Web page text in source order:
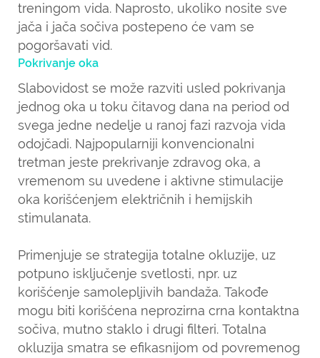
treningom vida. Naprosto, ukoliko nosite sve
jača i jača sočiva postepeno će vam se
pogoršavati vid.
Pokrivanje oka
Slabovidost se može razviti usled pokrivanja
jednog oka u toku čitavog dana na period od
svega jedne nedelje u ranoj fazi razvoja vida
odojčadi. Najpopularniji konvencionalni
tretman jeste prekrivanje zdravog oka, a
vremenom su uvedene i aktivne stimulacije
oka korišćenjem električnih i hemijskih
stimulanata.
Primenjuje se strategija totalne okluzije, uz
potpuno isključenje svetlosti, npr. uz
korišćenje samolepljivih bandaža. Takođe
mogu biti korišćena neprozirna crna kontaktna
sočiva, mutno staklo i drugi filteri. Totalna
okluzija smatra se efikasnijom od povremenog